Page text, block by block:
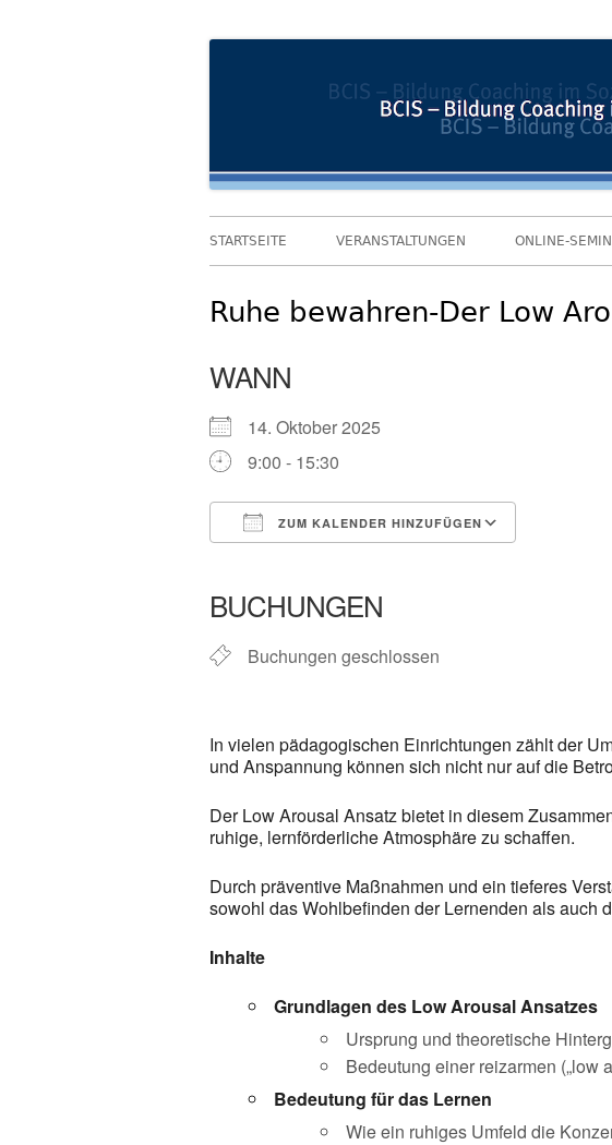
BCIS
Primäres
STARTSEITE VERANSTALTUNGEN ONLINE-
Ruhe bewahren-Der Low
WANN
14. Oktober 2025
9:00 - 15:30
ZUM KALENDER HINZUFÜGEN
BUCHUNGEN
Buchungen geschlossen
In vielen pädagogischen Einrichtungen zählt der
und Anspannung können sich nicht nur auf die
Der Low Arousal Ansatz bietet in diesem
ruhige, lernförderliche Atmosphäre zu schaffen.
Durch präventive Maßnahmen und ein tieferes
sowohl das Wohlbefinden der Lernenden als auch
Inhalte
Grundlagen des Low Arousal Ansatzes
Ursprung und theoretische
Bedeutung einer reizarmen („low
Bedeutung für das Lernen
Wie ein ruhiges Umfeld die